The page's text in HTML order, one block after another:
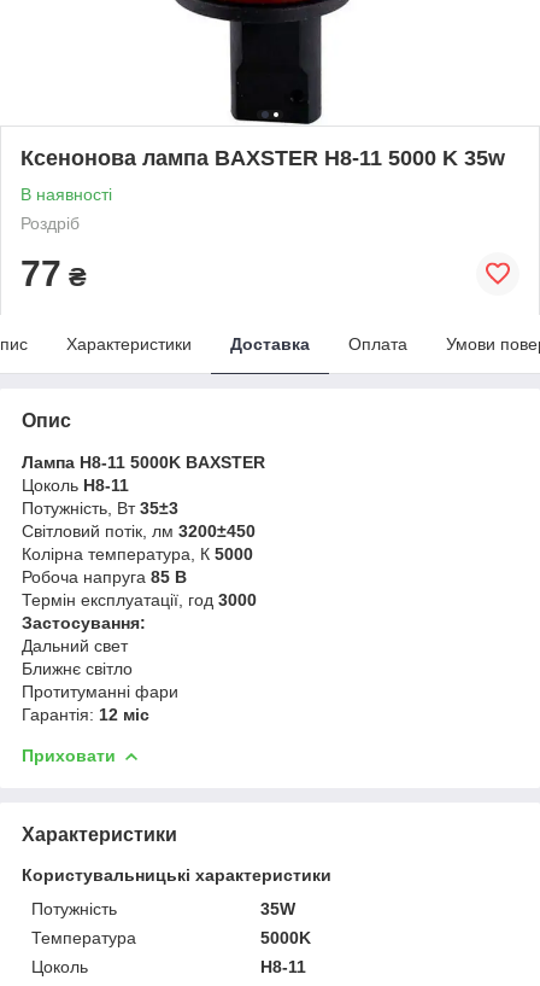
Ксенонова лампа BAXSTER H8-11 5000 K 35w
В наявності
Роздріб
77 ₴
Характеристики Доставка Оплата Умови
Опис
Лампа H8-11 5000K BAXSTER
Цоколь H8-11
Потужність, Вт35±3
Світловий потік, лм 3200±450
Колірна температура, К 5000
Робоча напруга 85 В
Термін експлуатації, год 3000
Застосування:
Дальний свет
Ближнє світло
Протитуманні фари
Гарантія: 12 міс
Приховати
Характеристики
Користувальницькі характеристики
Потужність
35W
Температура
5000K
Цоколь
H8-11